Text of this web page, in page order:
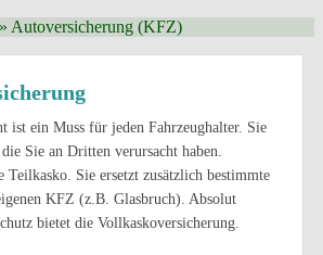
» Autoversicherung (KFZ)
ein Muss für jeden Fahrzeughalter. Sie
Sie an Dritten verursacht haben.
Sie ersetzt zusätzlich bestimmte
KFZ (z.B. Glasbruch). Absolut
bietet die Vollkaskoversicherung.